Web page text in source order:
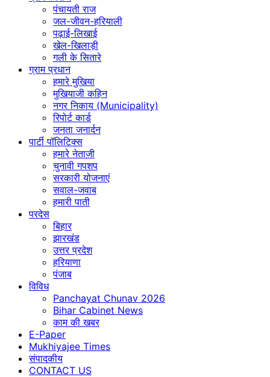
पंचायती राज
जल-जीवन-हरियाली
पढ़ाई-लिखाई
खेल-खिलाड़ी
गली के सितारे
ग्राम प्रधान
हमारे मुखिया
मुखियाजी कहिन
नगर निकाय (Municipality)
रिपोर्ट कार्ड
जनता जनार्दन
पार्टी पॉलिटिक्स
हमारे नेताजी
चुनावी गपशप
सरकारी योजनाएं
सवाल-जवाब
हमारी पाती
परदेस
बिहार
झारखंड
उत्तर प्रदेश
हरियाणा
पंजाब
विविध
Panchayat Chunav 2026
Bihar Cabinet News
काम की खबर
E-Paper
Mukhiyajee Times
संपादकीय
CONTACT US